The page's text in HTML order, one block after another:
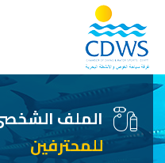
الملف
للمحترفين